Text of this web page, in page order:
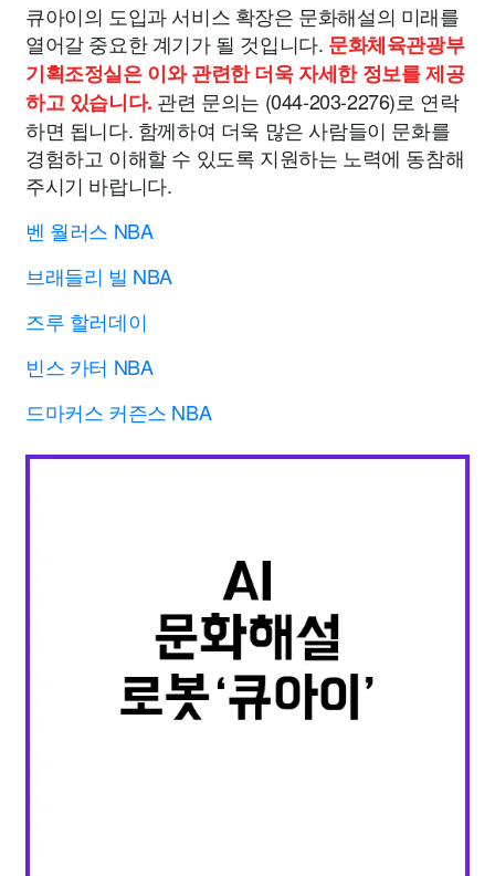
큐아이의 도입과 서비스 확장은 문화해설의 미래를
열어갈 중요한 계기가 될 것입니다. 문화체육관광부
기획조정실은 이와 관련한 더욱 자세한 정보를 제공
하고 있습니다. 관련 문의는 (044-203-2276)로 연락
하면 됩니다. 함께하여 더욱 많은 사람들이 문화를
경험하고 이해할 수 있도록 지원하는 노력에 동참해
주시기 바랍니다.
벤 월러스 NBA
브래들리 빌 NBA
즈루 할러데이
빈스 카터 NBA
드마커스 커즌스 NBA